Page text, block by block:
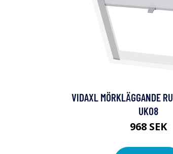
VIDAXL MÖRKLÄGGANDE
UK08
968 SEK